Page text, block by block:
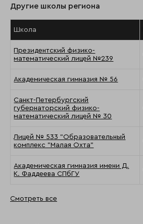
Другие школы региона
Школа
Президентский физико-
математический лицей №239
Академическая гимназия № 56
Санкт-Петербургский
губернаторский физико-
математический лицей № 30
Лицей № 533 "Образовательный
комплекс "Малая Охта"
Академическая гимназия имени Д.
К. Фаддеева СПбГУ
Смотреть все